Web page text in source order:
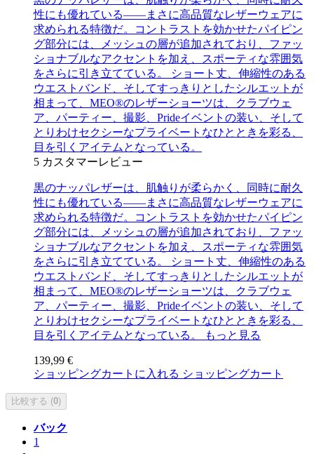
性にも優れている――まさに高品質なレザーウェアに
求められる特徴だ。コントラストを効かせたパイピン
グ部分には、メッシュの層が追加されており、ファッ
ショナブルなアクセントを加え、スポーティな雰囲気
をさらに引き立てている。 ショート丈、伸縮性のある
ウエストバンド、そしてすっきりとしたシルエットが
相まって、MEO®のレザーショーツは、クラブウェ
ア、パーティー、撮影、Prideイベントの装い、そして
とりわけセクシーなプライベートなひとときを彩る、
目を引くアイテムとなっている。
5 カスタマーレビュー
黒のナッパレザーは、肌触りが柔らかく、同時に耐久
性にも優れている――まさに高品質なレザーウェアに
求められる特徴だ。コントラストを効かせたパイピン
グ部分には、メッシュの層が追加されており、ファッ
ショナブルなアクセントを加え、スポーティな雰囲気
をさらに引き立てている。 ショート丈、伸縮性のある
ウエストバンド、そしてすっきりとしたシルエットが
相まって、MEO®のレザーショーツは、クラブウェ
ア、パーティー、撮影、Prideイベントの装い、そして
とりわけセクシーなプライベートなひとときを彩る、
目を引くアイテムとなっている。
もっと見る
139,99 €
ショッピングカートに入れる ショッピングカート
比較する (0)
バック
1